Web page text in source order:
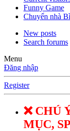
Funny Game
Chuyển nhà
New posts
Search forums
Menu
Đăng nhập
Register
❌ CHÚ
MỤC,